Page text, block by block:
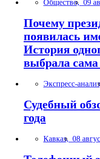
Общество, 09
Почему
появилась
История
выбрала
Экспресс-
Судебный
года
Кавказ, 08